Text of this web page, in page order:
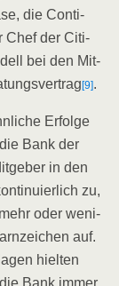
die Con­ti­
Chef der Citi­
bei den Mit­
[9].
Erfol­ge
Bank der
in den
zu,
oder weni­
auf.
hiel­ten
Bank immer